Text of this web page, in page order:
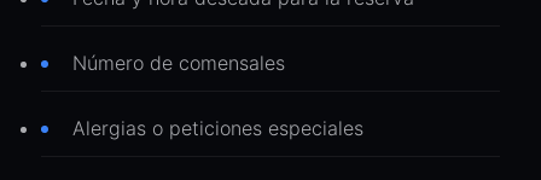
Número de comensales
Alergias o peticiones especiales